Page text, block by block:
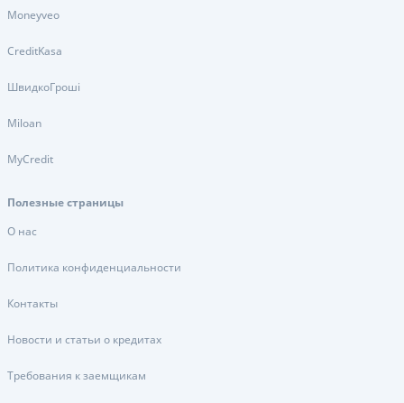
Moneyveo
CreditKasa
ШвидкоГроші
Miloan
MyCredit
Полезные страницы
О нас
Политика конфиденциальности
Контакты
Новости и статьи о кредитах
Требования к заемщикам